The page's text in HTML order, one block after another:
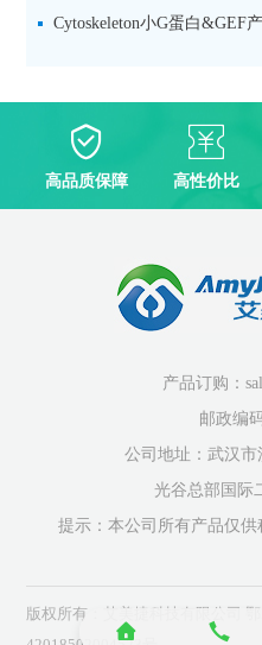
卡！
Cytoskeleton小G蛋白&GEF
高品质保障 高性价比
产品订购：
邮政编
公司地址：武汉
光谷总部国际
提示：本公司所有产品仅供
版权所有：艾美捷科技有限公司